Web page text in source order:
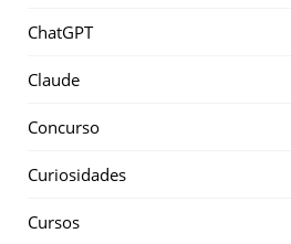
ChatGPT
Claude
Concurso
Curiosidades
Cursos